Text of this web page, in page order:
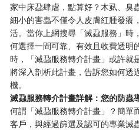
家中床蝨肆虐，點算好？木虱、臭
細小的害蟲不僅令人皮膚紅腫發癢
活。當你上網搜尋「滅蝨服務」時
何選擇一間可靠、有效且收費透明
時，「滅蝨服務轉介計畫」或許就
將深入剖析此計畫，告訴您如何透
機。
滅蝨服務轉介計畫詳解：您的防蟲
何謂「滅蝨服務轉介計畫」？簡單
客戶，與經過篩選及認可的專業滅